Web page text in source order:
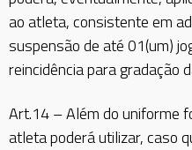
ao atleta, consistente em
suspensão de até 01(um)
reincidência para gradação
Art.14 – Além do uniforme
atleta poderá utilizar, caso